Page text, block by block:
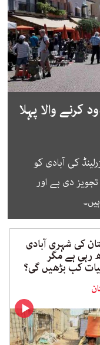
کرنے والا پہلا
کی آبادی کو
دی ہے اور
کی شہری آبادی
رہی ہے مگر
کب بڑھیں گی؟